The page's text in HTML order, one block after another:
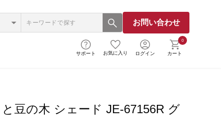
お問い合わせ
サポート お気に入り ログイン
0
カート
豆の木 シェード JE-67156R グ